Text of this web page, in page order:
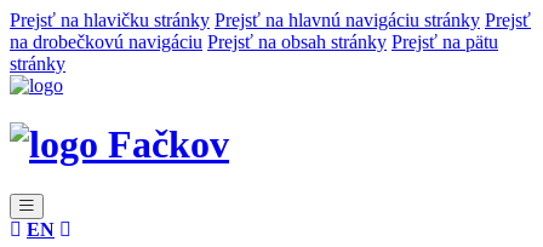
Prejsť na hlavičku stránky Prejsť na hlavnú navigáciu stránky Prejsť
na drobečkovú navigáciu Prejsť na obsah stránky Prejsť na pätu
stránky
Fačkov
EN